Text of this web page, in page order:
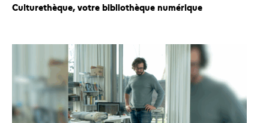
Culturethèque, votre bibliothèque numérique